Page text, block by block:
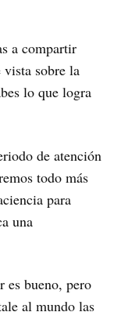
a compartir
sobre la
lo que logra
de atención
todo más
para
una
bueno, pero
al mundo las